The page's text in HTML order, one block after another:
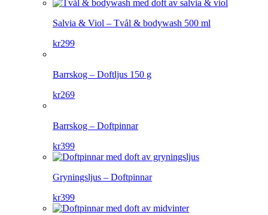
Salvia & Viol – Tvål & bodywash 500 ml
kr299
Barrskog – Doftljus 150 g
kr269
Barrskog – Doftpinnar
kr399
Gryningsljus – Doftpinnar
kr399